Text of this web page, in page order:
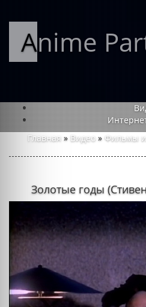
Anime
Главная » Видео » Фильмы
Золотые годы